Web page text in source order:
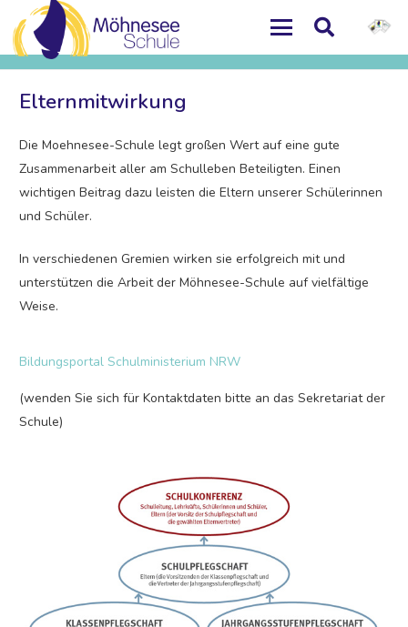
Elternmitwirkung
Die Moehnesee-Schule legt großen Wert auf eine gute
Zusammenarbeit aller am Schulleben Beteiligten. Einen
wichtigen Beitrag dazu leisten die Eltern unserer Schülerinnen
und Schüler.
In verschiedenen Gremien wirken sie erfolgreich mit und
unterstützen die Arbeit der Möhnesee-Schule auf vielfältige
Weise.
Bildungsportal Schulministerium NRW
(wenden Sie sich für Kontaktdaten bitte an das Sekretariat der
Schule)